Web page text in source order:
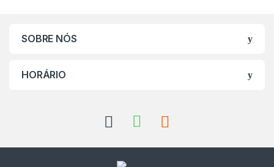
SOBRE NÓS
HORÁRIO